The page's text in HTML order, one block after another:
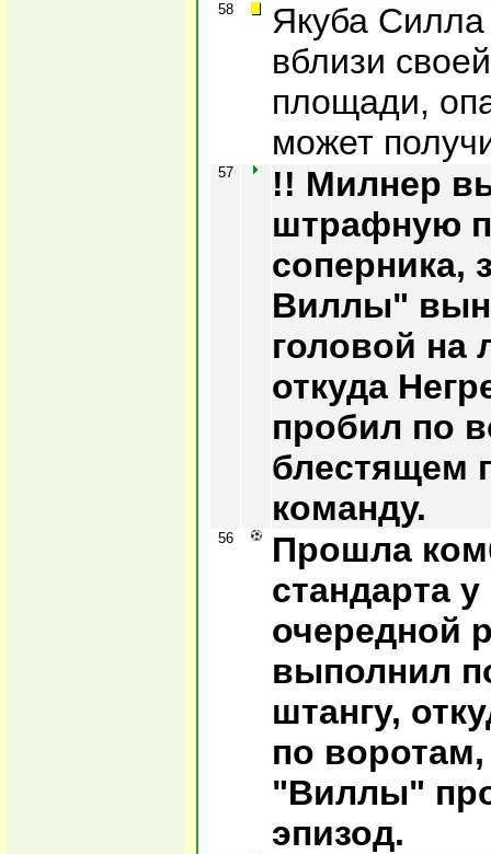
58
Якуба
вблизи
площади,
может
57
!! Милнер
штрафную
соперника,
Виллы"
головой
откуда
пробил по
блестящем
команду.
56
Прошла
стандарта
очередной
выполнил
штангу,
по
"Виллы"
эпизод.